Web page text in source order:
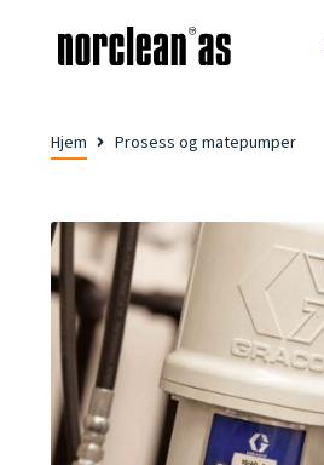
Hjem Prosess og matepumper